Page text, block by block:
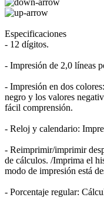
Especificaciones
- 12 dígitos.
- Impresión de 2,0 líneas
- Impresión en dos
negro y los valores
fácil comprensión.
- Reloj y calendario:
- Reimprimir/imprimir
de cálculos. /Imprima el
modo de impresión está
- Porcentaje regular: